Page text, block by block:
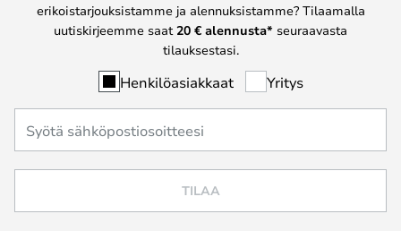
erikoistarjouksistamme ja alennuksistamme? Tilaamalla
uutiskirjeemme saat 20 € alennusta* seuraavasta
tilauksestasi.
Henkilöasiakkaat Yritys
TILAA